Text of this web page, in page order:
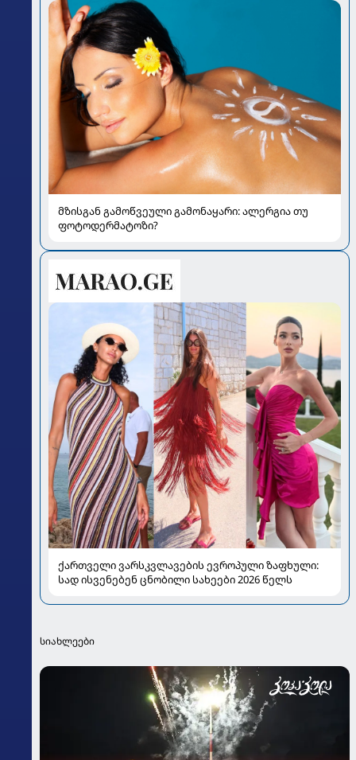
მზისგან გამოწვეული გამონაყარი: ალერგია თუ
ფოტოდერმატოზი?
ქართველი ვარსკვლავების ევროპული ზაფხული:
სად ისვენებენ ცნობილი სახეები 2026 წელს
სიახლეები